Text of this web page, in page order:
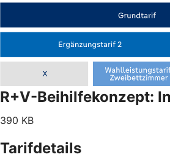
R+V-Beihilfekonzept:
390 KB
Tarifdetails